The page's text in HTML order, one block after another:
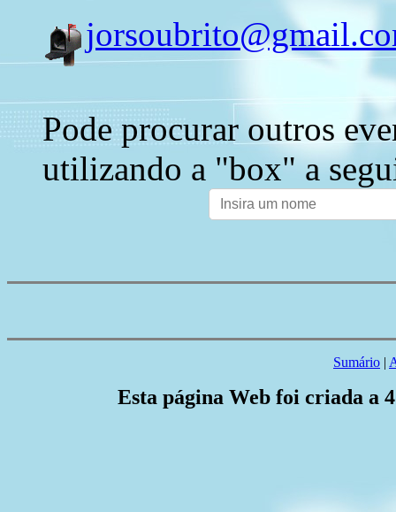
Pode procurar outros
utilizando a "box" a
Sumário |
Esta página Web foi criada a